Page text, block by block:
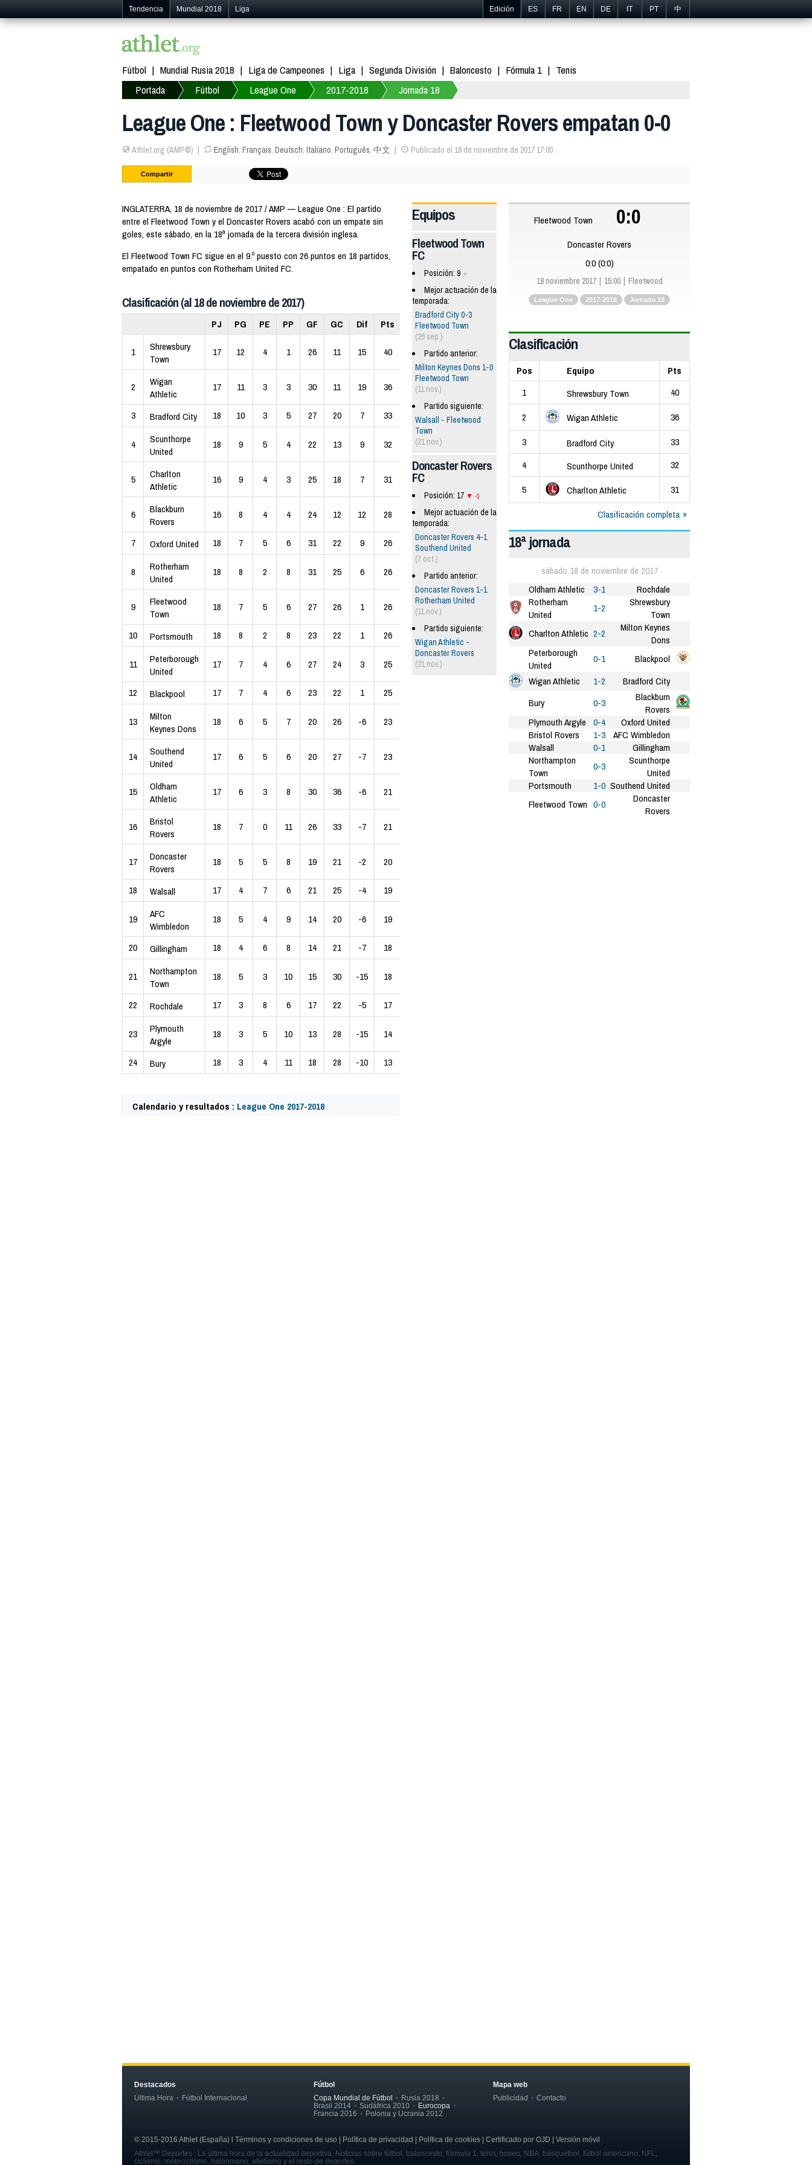
Tendencia Mundial 2018 Liga Edición ES FR EN DE IT PT 中
Fútbol Mundial Rusia 2018 Liga de Campeones Liga Segunda División Baloncesto Fórmula 1
Tenis
Portada
Fútbol League One 2017-2018 Jornada 18
League One : Fleetwood Town y Doncaster Rovers empatan 0-0
Athlet.org (AMP©) English, Français, Deutsch, Italiano, Português, 中文 Publicado el 18 de noviembre de 2017 17:00
Compartir
INGLATERRA, 18 de noviembre de 2017 / AMP — League One : El partido
entre el Fleetwood Town y el Doncaster Rovers acabó con un empate sin
goles, este sábado, en la 18ª jornada de la tercera división inglesa.
El Fleetwood Town FC sigue en el 9.º puesto con 26 puntos en 18 partidos,
empatado en puntos con Rotherham United FC.
Clasificación (al 18 de noviembre de 2017)
PJ PG PE PP GF GC Dif Pts
1
Shrewsbury
Town
17 12 4 1 26 11 15 40
2
Wigan
Athletic
17 11 3 3 30 11 19 36
3 Bradford City 18 10 3 5 27 20 7 33
4
Scunthorpe
United
18 9 5 4 22 13 9 32
5
Charlton
Athletic
16 9 4 3 25 18 7 31
6
Blackburn
Rovers
16 8 4 4 24 12 12 28
7 Oxford United 18 7 5 6 31 22 9 26
8
Rotherham
United
18 8 2 8 31 25 6 26
9
Fleetwood
Town
18 7 5 6 27 26 1 26
10 Portsmouth 18 8 2 8 23 22 1 26
11
Peterborough
United
17 7 4 6 27 24 3 25
12 Blackpool 17 7 4 6 23 22 1 25
13
Milton
Keynes Dons
18 6 5 7 20 26 -6 23
14
Southend
United
17 6 5 6 20 27 -7 23
15
Oldham
Athletic
17 6 3 8 30 36 -6 21
16
Bristol
Rovers
18 7 0 11 26 33 -7 21
17
Doncaster
Rovers
18 5 5 8 19 21 -2 20
18 Walsall 17 4 7 6 21 25 -4 19
19
AFC
Wimbledon
18 5 4 9 14 20 -6 19
20 Gillingham 18 4 6 8 14 21 -7 18
21
Northampton
Town
18 5 3 10 15 30 -15 18
22 Rochdale 17 3 8 6 17 22 -5 17
23
Plymouth
Argyle
18 3 5 10 13 28 -15 14
24 Bury 18 3 4 11 18 28 -10 13
Calendario y resultados : League One 2017-2018
Equipos
Fleetwood Town
FC
Posición: 9
Mejor actuación de la
temporada:
Bradford City 0-3
Fleetwood Town
(26 sep.)
Partido anterior:
Milton Keynes Dons 1-0
Fleetwood Town
(11 nov.)
Partido siguiente:
Walsall - Fleetwood
Town
(21 nov.)
Doncaster Rovers
FC
Posición: 17 -1
Mejor actuación de la
temporada:
Doncaster Rovers 4-1
Southend United
(7 oct.)
Partido anterior:
Doncaster Rovers 1-1
Rotherham United
(11 nov.)
Partido siguiente:
Wigan Athletic -
Doncaster Rovers
(21 nov.)
Fleetwood Town 0:0
Doncaster Rovers
0:0 (0:0)
18 noviembre 2017 15:00 Fleetwood
League One 2017-2018 Jornada 18
Clasificación
Pos Equipo
Pts
1
Shrewsbury Town
40
2
Wigan Athletic
36
3
Bradford City
33
4
Scunthorpe United
32
5
Charlton Athletic
31
Clasificación completa
18ª jornada
sábado 18 de noviembre de 2017
Oldham Athletic
3-1
Rochdale
Rotherham
United
1-2
Shrewsbury
Town
Charlton Athletic 2-2
Milton Keynes
Dons
Peterborough
United
0-1
Blackpool
Wigan Athletic
1-2
Bradford City
Bury
0-3
Blackburn
Rovers
Plymouth Argyle
0-4
Oxford United
Bristol Rovers
1-3
AFC Wimbledon
Walsall
0-1
Gillingham
Northampton
Town
0-3
Scunthorpe
United
Portsmouth
1-0 Southend United
Fleetwood Town 0-0
Doncaster
Rovers
Destacados
Última Hora
Fútbol Internacional
Fútbol
Copa Mundial de Fútbol
Rusia 2018
Brasil 2014
Sudáfrica 2010
Eurocopa
Francia 2016
Polonia y Ucrania 2012
Mapa web
Publicidad
Contacto
© 2015-2016 Athlet (España) l Términos y condiciones de uso | Política de privacidad | Política de cookies | Certificado por OJD | Versión móvil
Athlet™ Deportes : La última hora de la actualidad deportiva. Noticias sobre fútbol, baloncesto, fórmula 1, tenis, boxeo, NBA, básquetbol, fútbol americano, NFL,
ciclismo, motociclismo, balonmano, atletismo y el resto de deportes.